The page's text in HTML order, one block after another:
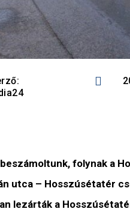

folynak a
utca – Hosszúsétatér
lezárták a